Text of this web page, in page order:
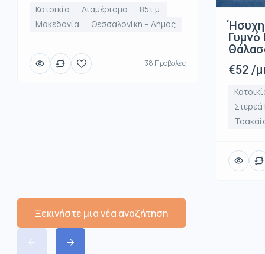
Κατοικία Διαμέρισμα
85τ.μ.
Μακεδονία
Θεσσαλονίκη – Δήμος
38 Προβολές
Γυμνό
€52 /
Ξεκινήστε μια νέα αναζήτηση